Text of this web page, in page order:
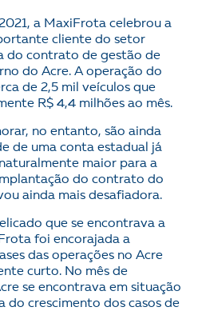
a MaxiFrota celebrou a
cliente do setor
do contrato de gestão de
do Acre. A operação do
de 2,5 mil veículos que
R$ 4,4 milhões ao mês.
no entanto, são ainda
de uma conta estadual já
maior para a
do contrato do
ainda mais desafiadora.
que se encontrava a
foi encorajada a
das operações no Acre
curto. No mês de
se encontrava em situação
do crescimento dos casos de